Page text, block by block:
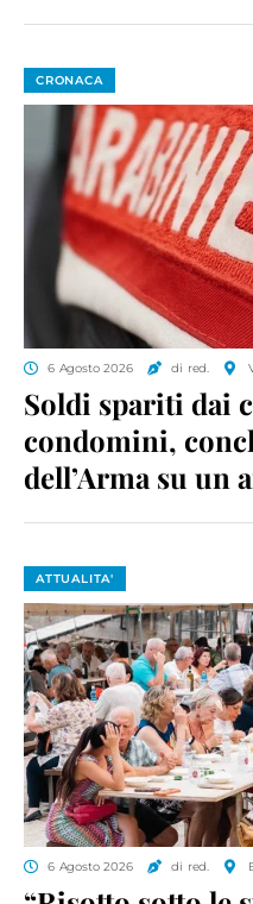
CRONACA
6 Agosto 2026 di red.
Soldi spariti dai
condomini,
dell’Arma su un
ATTUALITA'
6 Agosto 2026 di red.